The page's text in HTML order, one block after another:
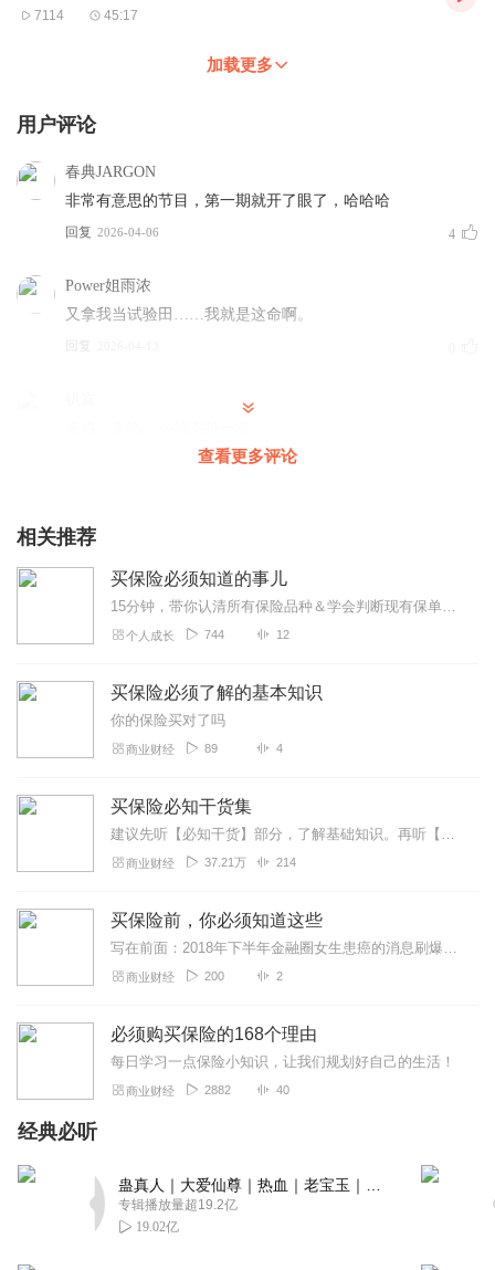
7114 45:17
加载更多
用户评论
春典JARGON
非常有意思的节目，第一期就开了眼了，哈哈哈
回复 2026-04-06 4
Power姐雨浓
又拿我当试验田……我就是这命啊。
回复
路人第一 哈哈哈哈哈哈
2026-04-06
查看更多评论
相关推荐
买保险必须知道的事儿
15分钟，带你认清所有保险品种＆学会判断现有保单是否合理划算＆一眼识别专业保险人，再也不怕被忽悠！
个人成长 744 12
买保险必须了解的基本知识
你的保险买对了吗
商业财经 89 4
买保险必知干货集
建议先听【必知干货】部分，了解基础知识。再听【重疾险】【个案咨询】等你感兴趣的部分。你可以做两件事：1.查看我过去讲过的内容，找到你想了解的产品。然后听懂它。...
商业财经 37.21万 214
买保险前，你必须知道这些
写在前面：2018年下半年金融圈女生患癌的消息刷爆了我的朋友圈，里面一个很重要的细节是，她买了一堆保险，竟然最后能理赔的少的可怜……而同样作为金融女的我，也买过...
商业财经 200 2
必须购买保险的168个理由
每日学习一点保险小知识，让我们规划好自己的生活！
商业财经 2882 40
经典必听
专辑播放量超19.2亿
19.02亿